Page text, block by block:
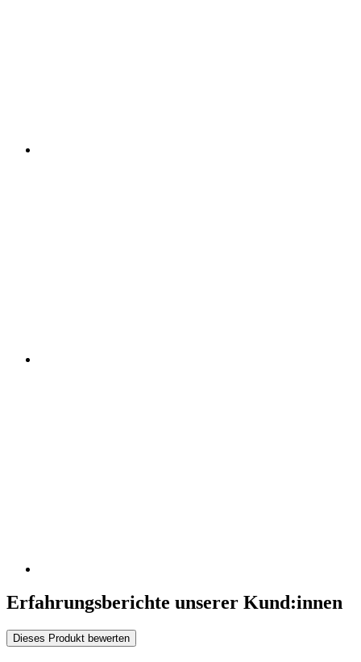
Erfahrungsberichte unserer Kund:innen
Dieses Produkt bewerten